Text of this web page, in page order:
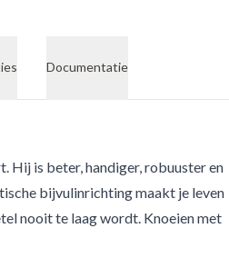
Documentatie
Hij is beter, handiger, robuuster en
bijvulinrichting maakt je leven
nooit te laag wordt. Knoeien met